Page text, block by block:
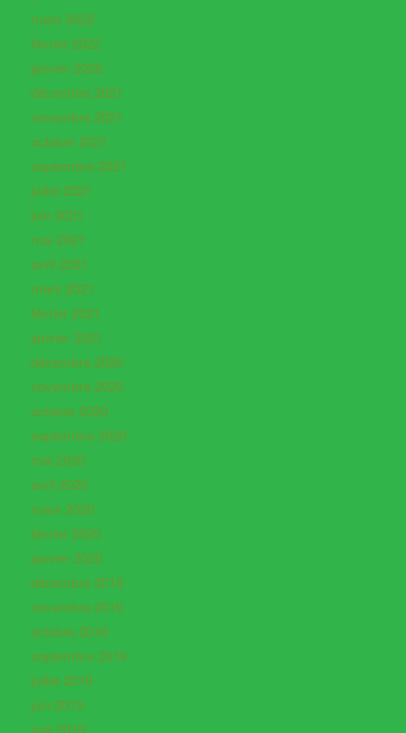
mars 2022
février 2022
janvier 2022
décembre 2021
novembre 2021
octobre 2021
septembre 2021
juillet 2021
juin 2021
mai 2021
avril 2021
mars 2021
février 2021
janvier 2021
décembre 2020
novembre 2020
octobre 2020
septembre 2020
mai 2020
avril 2020
mars 2020
février 2020
janvier 2020
décembre 2019
novembre 2019
octobre 2019
septembre 2019
juillet 2019
juin 2019
mai 2019